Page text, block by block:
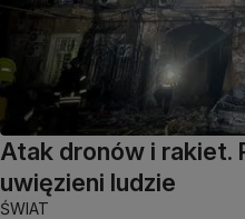
Atak dronów i rakiet.
uwięzieni ludzie
ŚWIAT